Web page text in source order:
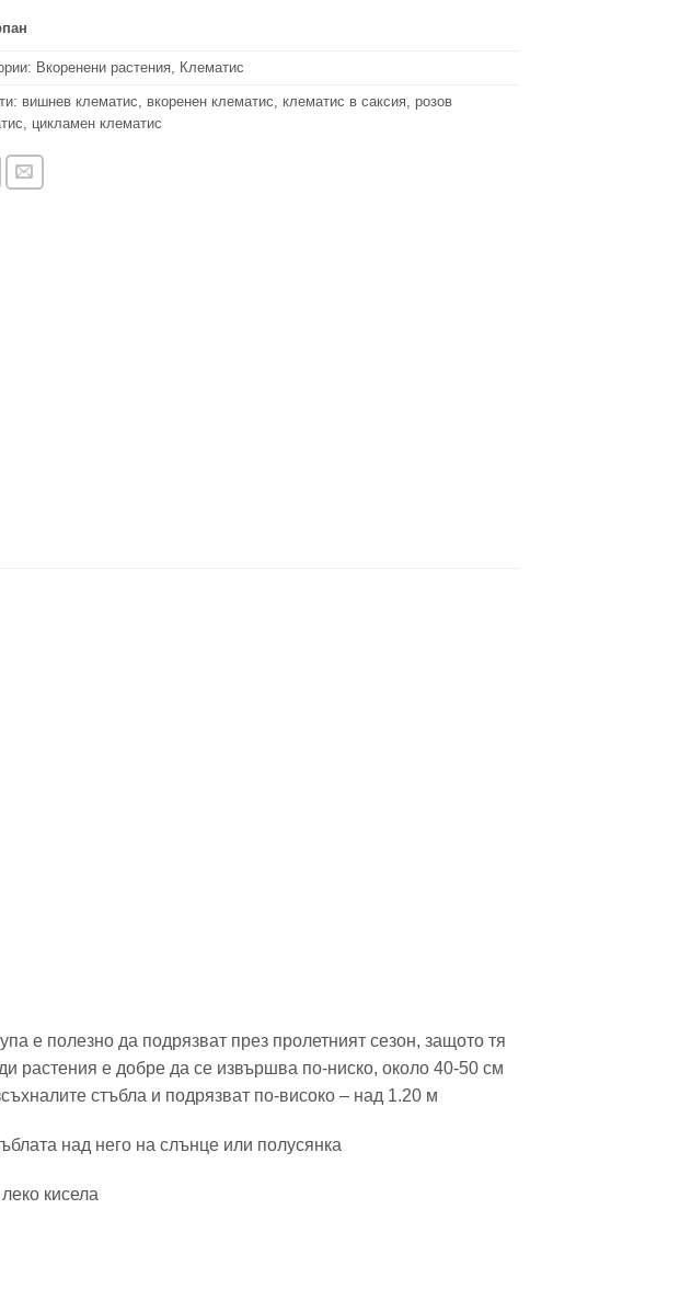
Вкоренени растения, Клематис
вишнев клематис, вкоренен клематис, клематис в саксия, розов
, цикламен клематис
е полезно да подрязват през пролетният сезон, защото тя
растения е добре да се извършва по-ниско, около 40-50 см
стъбла и подрязват по-високо – над 1.20 м
над него на слънце или полусянка
кисела